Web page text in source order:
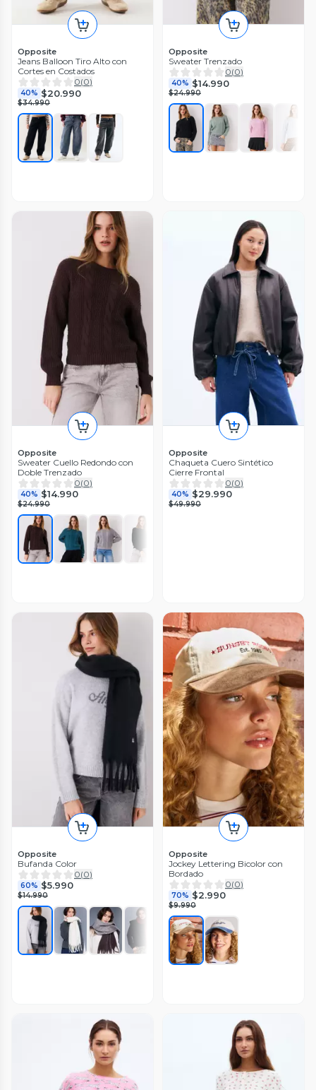
Opposite
Jeans Balloon Tiro Alto con
Cortes en Costados
0(0)
40% $20.990
$34.990
Opposite
Sweater Trenzado
0(0)
40% $14.990
$24.990
Opposite
Sweater Cuello Redondo con
Doble Trenzado
0(0)
40% $14.990
$24.990
Opposite
Chaqueta Cuero Sintético
Cierre Frontal
0(0)
40% $29.990
$49.990
Opposite
Bufanda Color
0(0)
60% $5.990
$14.990
Opposite
Jockey Lettering Bicolor con
Bordado
0(0)
70% $2.990
$9.990